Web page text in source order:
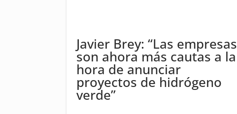
Javier Brey: “Las empresas
son ahora más cautas a la
hora de anunciar
proyectos de hidrógeno
verde”